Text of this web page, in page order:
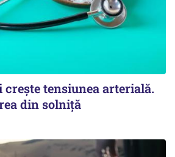
crește tensiunea arterială.
din solniță